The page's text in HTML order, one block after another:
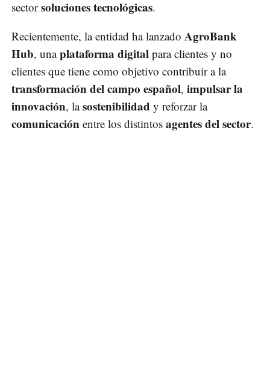
sectorsoluciones tecnológicas.
Recientemente, la entidad ha lanzado AgroBank
Hub, unaplataforma digital para clientes y no
clientes que tiene como objetivo contribuir a la
transformación del campo español, impulsar la
innovación, lasostenibilidad y reforzar la
comunicación entre los distintos agentes del sector.